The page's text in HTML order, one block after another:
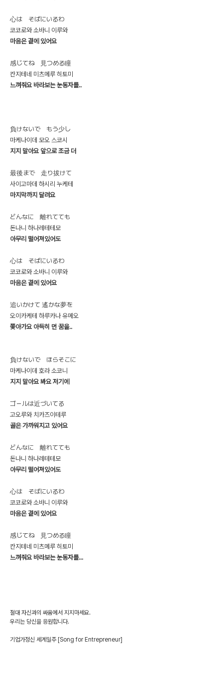
心は そばにいるわ
코코로와 소바니 이루와
마음은 곁에 있어요
感じてね 見つめる瞳
칸지테네 미츠메루 히토미
느껴줘요 바라보는 눈동자를..
負けないで もう少し
마케나이데 모오 스코시
지지 말아요 앞으로 조금 더
最後まで 走り拔けて
사이고마데 하시리 누케테
마지막까지 달려요
どんなに 離れてても
돈나니 하나레테테모
아무리 떨어져있어도
心は そばにいるわ
코코로와 소바니 이루와
마음은 곁에 있어요
追いかけて 遙かな夢を
오이카케테 하루카나 유메오
쫓아가요 아득히 먼 꿈을..
負けないで ほらそこに
마케나이데 호라 소코니
지지 말아요 봐요 저기에
ゴ－ルは近づいてる
고오루와 치카즈이테루
골은 가까워지고 있어요
どんなに 離れてても
돈나니 하나레테테모
아무리 떨어져있어도
心は そばにいるわ
코코로와 소바니 이루와
마음은 곁에 있어요
感じてね 見つめる瞳
칸지테네 미츠메루 히토미
느껴줘요 바라보는 눈동자를...
절대 자신과의 싸움에서 지지마세요.
우리는 당신을 응원합니다.
기업가정신 세계일주 [Song for Entrepreneur]